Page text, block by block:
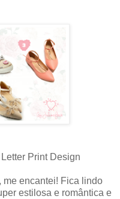
Print Design
me encantei! Fica lindo
estilosa e romântica e